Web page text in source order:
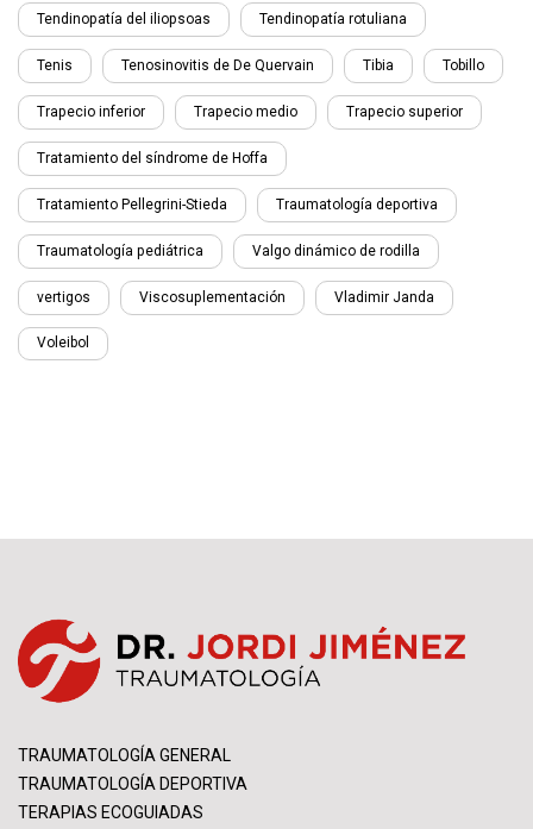
Tendinopatía del iliopsoas Tendinopatía rotuliana
Tenis Tenosinovitis de De Quervain Tibia Tobillo
Trapecio inferior Trapecio medio Trapecio superior
Tratamiento del síndrome de Hoffa
Tratamiento Pellegrini-Stieda Traumatología deportiva
Traumatología pediátrica Valgo dinámico de rodilla
vertigos Viscosuplementación Vladimir Janda
Voleibol
TRAUMATOLOGÍA GENERAL
TRAUMATOLOGÍA DEPORTIVA
TERAPIAS ECOGUIADAS